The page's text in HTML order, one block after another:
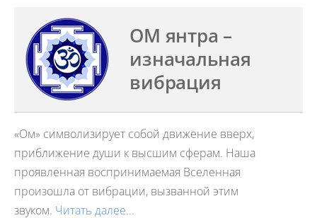
ОМ янтра –
изначальная
вибрация
«Ом» символизирует собой движение вверх,
приближение души к высшим сферам. Наша
проявленная воспринимаемая Вселенная
произошла от вибрации, вызванной этим
звуком. Читать далее...